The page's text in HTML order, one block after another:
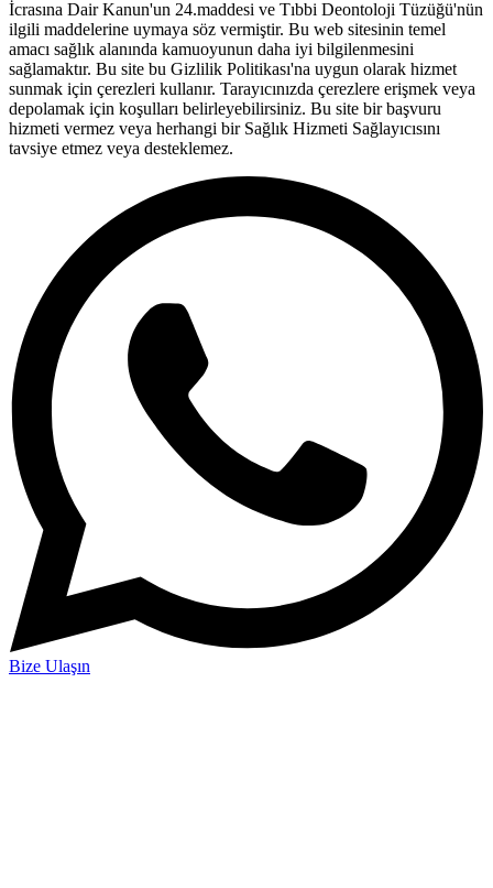
İcrasına Dair Kanun'un 24.maddesi ve Tıbbi Deontoloji Tüzüğü'nün
ilgili maddelerine uymaya söz vermiştir. Bu web sitesinin temel
amacı sağlık alanında kamuoyunun daha iyi bilgilenmesini
sağlamaktır. Bu site bu Gizlilik Politikası'na uygun olarak hizmet
sunmak için çerezleri kullanır. Tarayıcınızda çerezlere erişmek veya
depolamak için koşulları belirleyebilirsiniz. Bu site bir başvuru
hizmeti vermez veya herhangi bir Sağlık Hizmeti Sağlayıcısını
tavsiye etmez veya desteklemez.
Bize Ulaşın